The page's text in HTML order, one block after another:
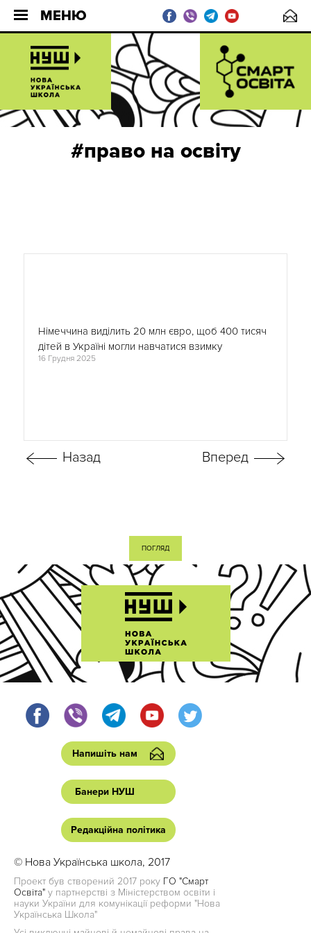
МЕНЮ
#право на освіту
16 Грудня 2025
Німеччина виділить 20 млн євро, щоб 400 тисяч
дітей в Україні могли навчатися взимку
ПОГЛЯД
Напишіть нам
Банери НУШ
Редакційна політика
© Нова Українська школа, 2017
Проект був створений 2017 року ГО "Смарт
Освіта" у партнерстві з Міністерством освіти і
науки України для комунікації реформи "Нова
Українська Школа"